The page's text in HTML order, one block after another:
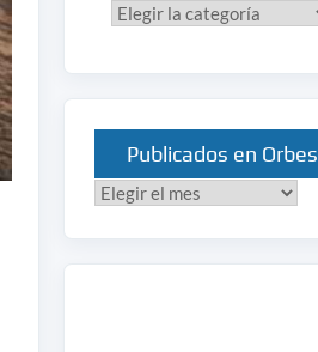
Categorías
Publicados en Orbes
Publicados